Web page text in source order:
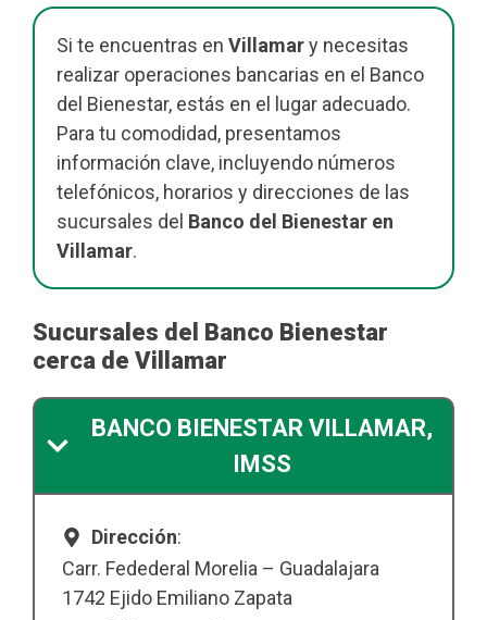
Si te encuentras en Villamary necesitas
realizar operaciones bancarias en el Banco
del Bienestar, estás en el lugar adecuado.
Para tu comodidad, presentamos
información clave, incluyendo números
telefónicos, horarios y direcciones de las
sucursales del Banco del Bienestar en
Villamar.
Sucursales del Banco Bienestar
cerca de Villamar
BANCO BIENESTAR VILLAMAR,
IMSS
Dirección:
Carr. Fedederal Morelia – Guadalajara
1742 Ejido Emiliano Zapata